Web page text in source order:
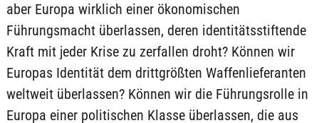
aber Europa wirklich einer ökonomischen
Führungsmacht überlassen, deren identitätsstiftende
Kraft mit jeder Krise zu zerfallen droht? Können wir
Europas Identität dem drittgrößten Waffenlieferanten
weltweit überlassen? Können wir die Führungsrolle in
Europa einer politischen Klasse überlassen, die aus